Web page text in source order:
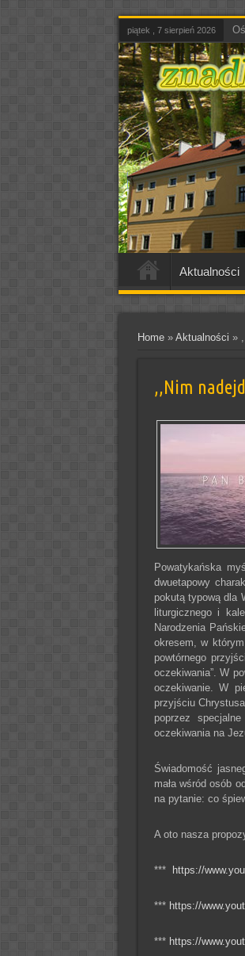
piątek , 7 sierpień 2026
Aktualności
Home» Aktualności »
,,Nim
Powatykańska
dwuetapowy
pokutą typową dla
liturgicznego i
Narodzenia
okresem, w
powtórnego
oczekiwania”. W
oczekiwanie. W
przyjściu
poprzez
oczekiwania na
Świadomość
mała wśród osób
na pytanie: co
A oto nasza
*** https://
*** https://
*** https://